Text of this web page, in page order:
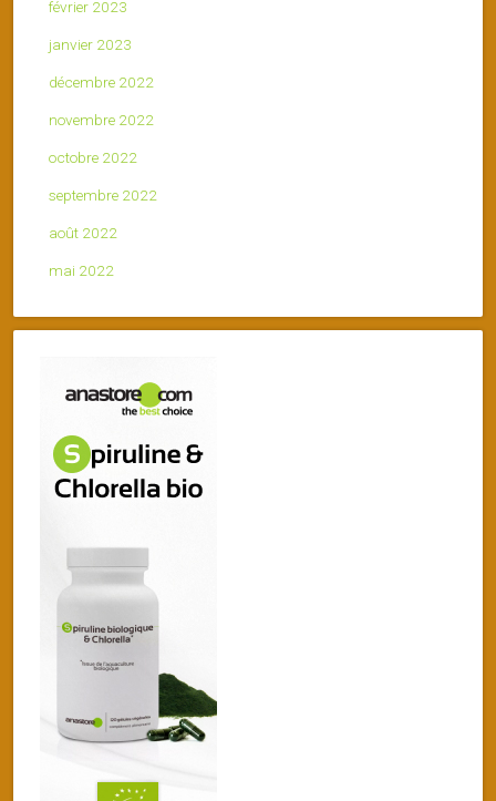
février 2023
janvier 2023
décembre 2022
novembre 2022
octobre 2022
septembre 2022
août 2022
mai 2022